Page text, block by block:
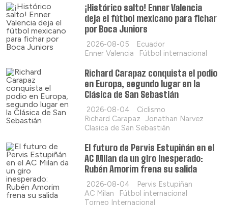
¡Histórico salto! Enner Valencia
deja el fútbol mexicano para fichar
por Boca Juniors
2026-08-05
Ecuador
Enner Valencia
Fútbol internacional
Richard Carapaz conquista el podio
en Europa, segundo lugar en la
Clásica de San Sebastián
2026-08-04
Ciclismo
Richard Carapaz
Jonathan Narvez
Clasica de San Sebastián
El futuro de Pervis Estupiñán en el
AC Milan da un giro inesperado:
Rubén Amorim frena su salida
2026-08-04
Pervis Estupiñan
AC Milan
Fútbol internacional
Torneo Internacional